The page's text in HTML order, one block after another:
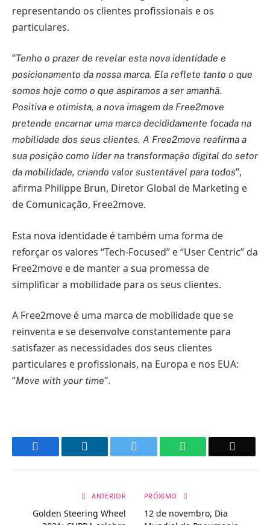
representando os clientes profissionais e os
particulares.
“Tenho o prazer de revelar esta nova identidade e
posicionamento da nossa marca. Ela reflete tanto o que
somos hoje como o que aspiramos a ser amanhã.
Positiva e otimista, a nova imagem da Free2move
pretende encarnar uma marca decididamente focada na
mobilidade dos seus clientes. A Free2move reafirma a
sua posição como líder na transformação digital do setor
da mobilidade, criando valor sustentável para todos“,
afirma Philippe Brun, Diretor Global de Marketing e
de Comunicação, Free2move.
Esta nova identidade é também uma forma de
reforçar os valores “Tech-Focused” e “User Centric” da
Free2move e de manter a sua promessa de
simplificar a mobilidade para os seus clientes.
A Free2move é uma marca de mobilidade que se
reinventa e se desenvolve constantemente para
satisfazer as necessidades dos seus clientes
particulares e profissionais, na Europa e nos EUA:
“Move with your time”.
WhatsApp
ANTERIOR
Golden Steering Wheel
PRÓXIMO
12 de novembro, Dia